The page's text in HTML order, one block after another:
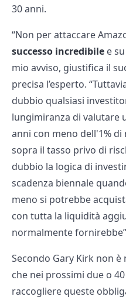
30 anni.
“Non per attaccare
successo incredibile e
mio avviso, giustifica il
precisa l’esperto.
dubbio qualsiasi
lungimiranza di valutare
anni con meno dell'1%
sopra il tasso privo di
dubbio la logica di
scadenza biennale
meno si potrebbe
con tutta la liquidità
normalmente
Secondo Gary Kirk non
che nei prossimi due o
raccogliere queste